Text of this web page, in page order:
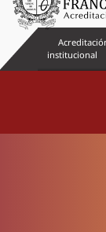
institucional